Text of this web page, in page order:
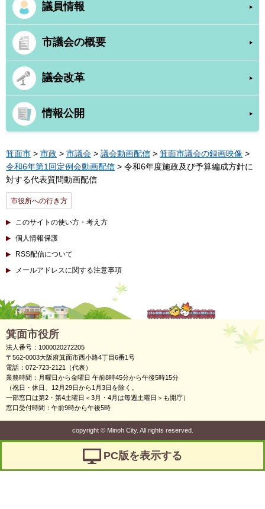
議員情報
市議会の概要
議会改革
情報公開
箕面市 > 市政 > 市議会 > 議会動画配信 > 箕面市議会の録画映像 >
令和6年第1回定例会動画配信 > 令和6年度施政及び予算編成方針に
対する代表質問動画配信
市役所への行き方
このサイトの使い方・考え方
個人情報保護
RSS配信について
メールアドレスに関する注意事項
箕面市役所
法人番号：1000020272205
〒562-0003大阪府箕面市西小路4丁目6番1号
電話：072-723-2121（代表）
業務時間：月曜日から金曜日 午前8時45分から午後5時15分
（祝日・休日、12月29日から1月3日を除く。
一部窓口は第2・第4土曜日＜3月・4月は毎週土曜日＞も開庁）
窓口受付時間：午前9時から午後5時
copyright ©Minoh City. All rights reserved.
PC版を表示する